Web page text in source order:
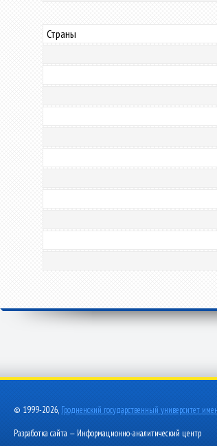
Страны
© 1999-2026, Гродненский государственный университет
Разработка сайта — Информационно-аналитический центр